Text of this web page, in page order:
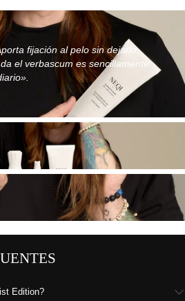
fijación al pelo sin dejarlo
el verbascum es sencillamente
Edition?